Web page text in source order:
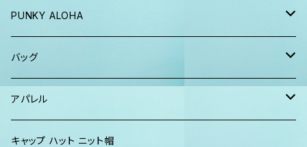
半袖シャツ
ショーツ、短パン
パーカー、スウェット
iPhoneケース
その他
タオル
おくるみ&スタイ ギフト
マスク
ガウン&帽子セット
PUNKY ALOHA
トートバッグ・ポーチ
ハンカチタオル
ワンピース
バッグ
ポーチ
巾着バッグ
アパレル
キッズ
キャップ ハット ニット帽